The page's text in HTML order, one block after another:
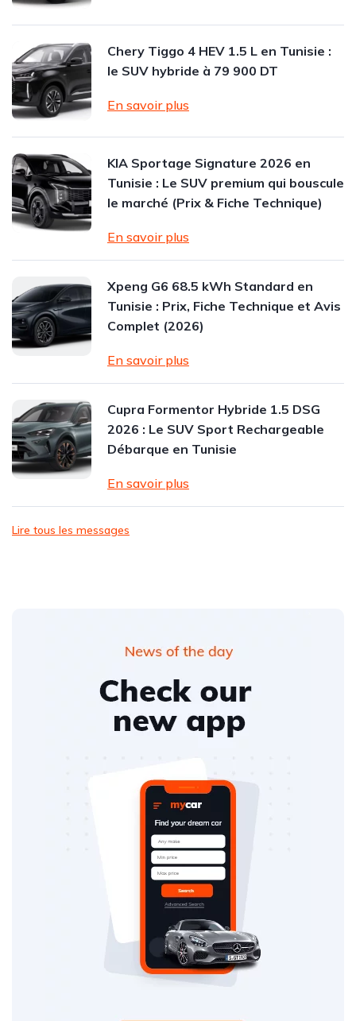
Chery Tiggo 4 HEV 1.5 L en Tunisie :
le SUV hybride à 79 900 DT
En savoir plus
KIA Sportage Signature 2026 en
Tunisie : Le SUV premium qui bouscule
le marché (Prix & Fiche Technique)
En savoir plus
Xpeng G6 68.5 kWh Standard en
Tunisie : Prix, Fiche Technique et Avis
Complet (2026)
En savoir plus
Cupra Formentor Hybride 1.5 DSG
2026 : Le SUV Sport Rechargeable
Débarque en Tunisie
En savoir plus
Lire tous les messages